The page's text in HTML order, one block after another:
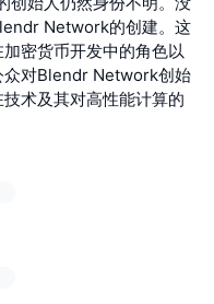
Network的创建。这
密货币开发中的角色以
众对Blendr Network创始
术及其对高性能计算的